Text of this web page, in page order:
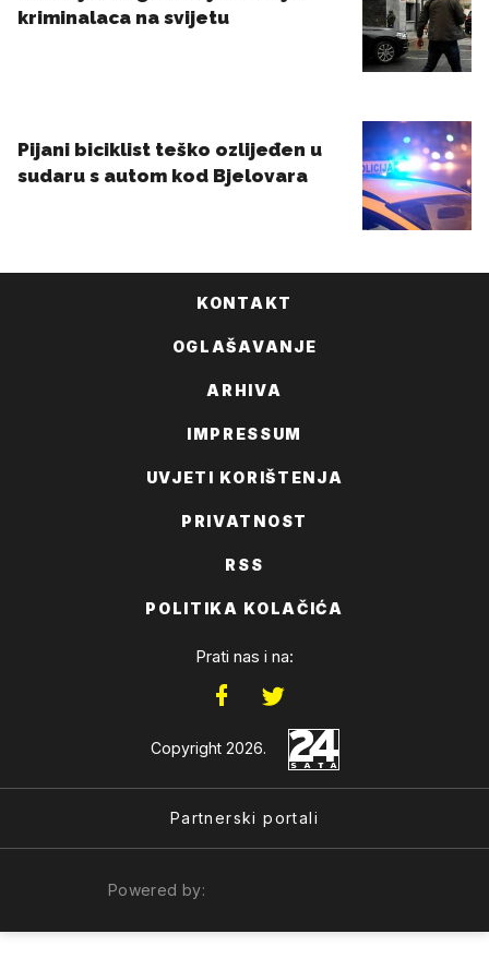
KONTAKT
OGLAŠAVANJE
ARHIVA
IMPRESSUM
UVJETI KORIŠTENJA
PRIVATNOST
RSS
POLITIKA KOLAČIĆA
Prati nas i na:
Copyright 2026.
Partnerski portali
Powered by: